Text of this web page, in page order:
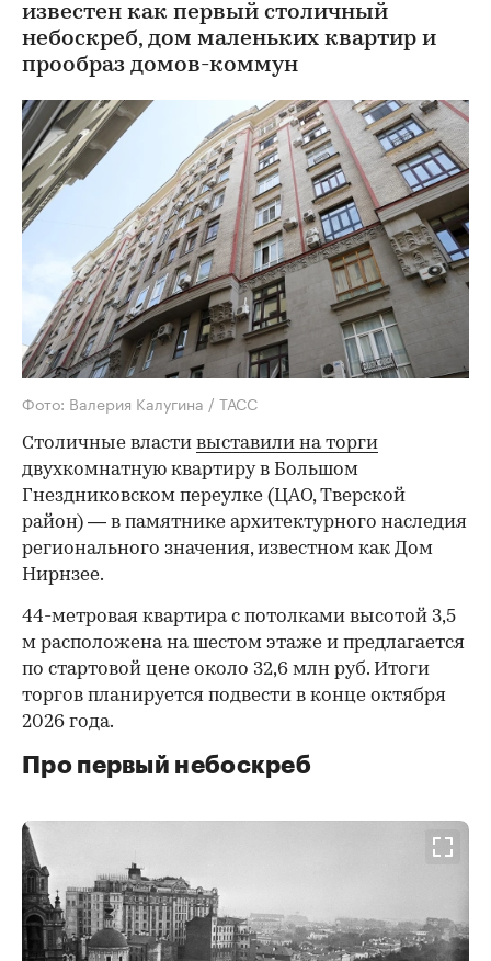
известен как первый столичный
небоскреб, дом маленьких квартир и
прообраз домов-коммун
Фото: Валерия Калугина / ТАСС
Столичные власти выставили на торги
двухкомнатную квартиру в Большом
Гнездниковском переулке (ЦАО, Тверской
район) — в памятнике архитектурного наследия
регионального значения, известном как Дом
Нирнзее.
44-метровая квартира с потолками высотой 3,5
м расположена на шестом этаже и предлагается
по стартовой цене около 32,6 млн руб. Итоги
торгов планируется подвести в конце октября
2026 года.
Про первый небоскреб